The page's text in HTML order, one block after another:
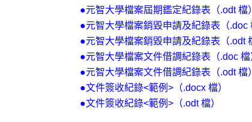
●元智大學檔案屆期鑑定紀錄表 （.odt 檔）
●元智大學檔案銷毀申請及紀錄表 （.doc
●元智大學檔案銷毀申請及紀錄表 （.odt
●元智大學檔案文件借調紀錄表 （.doc 檔
●元智大學檔案文件借調紀錄表 （.odt 檔）
●文件簽收紀錄<範例> （.docx 檔）
●文件簽收紀錄<範例>（.odt 檔）